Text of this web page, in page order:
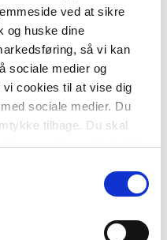
ved at sikre
og huske dine
så vi kan
sociale medier og
cookies til at vise dig
sociale medier. Du
tilbage. Du skal
muligvis ikke